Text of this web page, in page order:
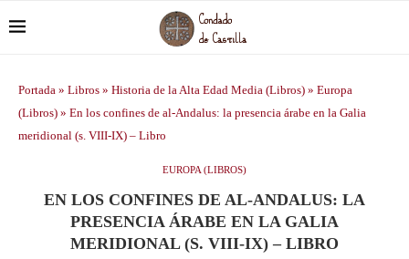
Portada » Libros » Historia de la Alta Edad Media (Libros) » Europa
(Libros) » En los confines de al-Andalus: la presencia árabe en la Galia
meridional (s. VIII-IX) – Libro
EUROPA (LIBROS)
EN LOS CONFINES DE AL-ANDALUS: LA
PRESENCIA ÁRABE EN LA GALIA
MERIDIONAL (S. VIII-IX) – LIBRO